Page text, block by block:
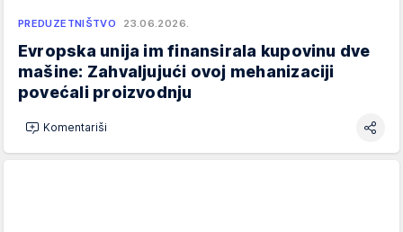
PREDUZETNIŠTVO 23.06.2026.
Evropska unija im finansirala kupovinu dve
mašine: Zahvaljujući ovoj mehanizaciji
povećali proizvodnju
Komentariši